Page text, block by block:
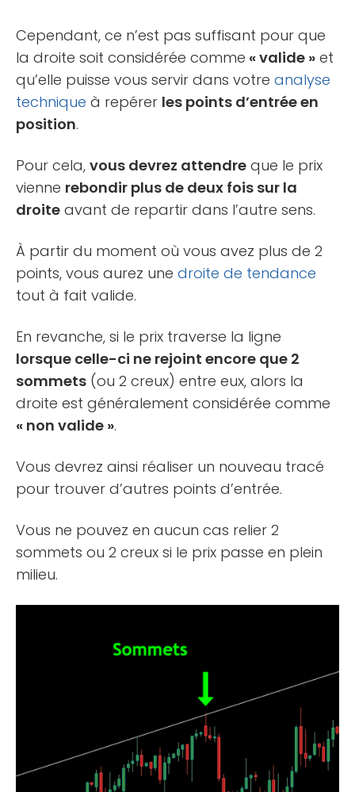
Cependant, ce n’est pas suffisant pour que
la droite soit considérée comme « valide » et
qu’elle puisse vous servir dans votre analyse
technique à repérer les points d’entrée en
position.
Pour cela, vous devrez attendre que le prix
vienne rebondir plus de deux fois sur la
droite avant de repartir dans l’autre sens.
À partir du moment où vous avez plus de 2
points, vous aurez une droite de tendance
tout à fait valide.
En revanche, si le prix traverse la ligne
lorsque celle-ci ne rejoint encore que 2
sommets (ou 2 creux) entre eux, alors la
droite est généralement considérée comme
« non valide ».
Vous devrez ainsi réaliser un nouveau tracé
pour trouver d’autres points d’entrée.
Vous ne pouvez en aucun cas relier 2
sommets ou 2 creux si le prix passe en plein
milieu.